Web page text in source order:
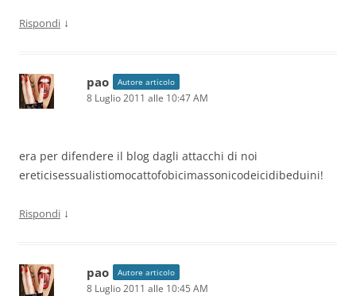
Rispondi ↓
pao Autore articolo
8 Luglio 2011 alle 10:47 AM
era per difendere il blog dagli attacchi di noi
ereticisessualistiomocattofobicimassonicodeicidibeduini!
Rispondi ↓
pao Autore articolo
8 Luglio 2011 alle 10:45 AM